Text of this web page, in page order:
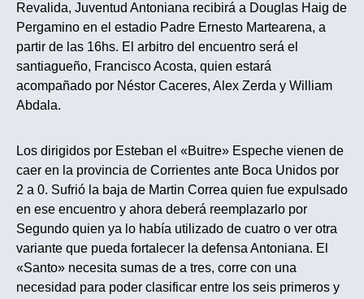
Revalida, Juventud Antoniana recibirá a Douglas Haig de
Pergamino en el estadio Padre Ernesto Martearena, a
partir de las 16hs. El arbitro del encuentro será el
santiagueño, Francisco Acosta, quien estará
acompañado por Néstor Caceres, Alex Zerda y William
Abdala.
Los dirigidos por Esteban el «Buitre» Espeche vienen de
caer en la provincia de Corrientes ante Boca Unidos por
2 a 0. Sufrió la baja de Martin Correa quien fue expulsado
en ese encuentro y ahora deberá reemplazarlo por
Segundo quien ya lo había utilizado de cuatro o ver otra
variante que pueda fortalecer la defensa Antoniana. El
«Santo» necesita sumas de a tres, corre con una
necesidad para poder clasificar entre los seis primeros y